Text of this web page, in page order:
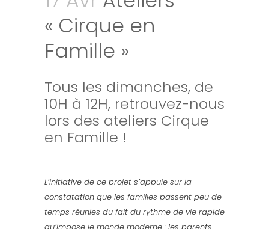
« Cirque en
Famille »
Tous les dimanches, de
10H à 12H, retrouvez-nous
lors des ateliers Cirque
en Famille !
L’initiative de ce projet s’appuie sur la
constatation que les familles passent peu de
temps réunies du fait du rythme de vie rapide
qu’impose le monde moderne : les parents